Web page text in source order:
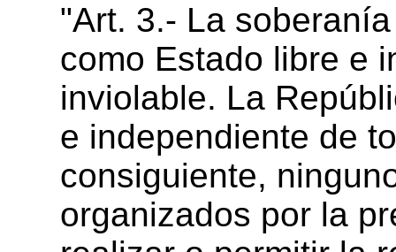
"Art. 3.- La
como Estado libre e
inviolable. La
e independiente de
consiguiente,
organizados por la